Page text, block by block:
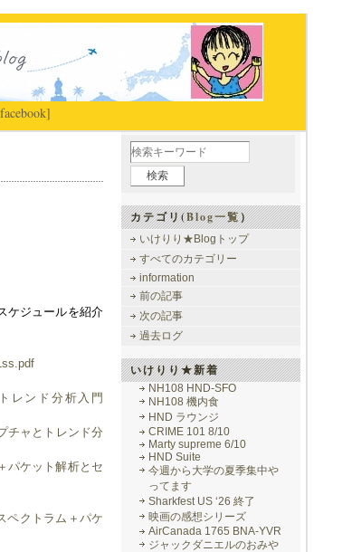
ケジュールを紹介
レンド分析入門
チャとトレンド分
パケット解析とセ
ペクトラム＋パケ
カテゴリ(Blog一覧）
いけりり★Blogトップ
すべてのカテゴリー
information
前の記事
次の記事
過去ログ
いけりり★新着
NH108 HND-SFO
NH108 機内食
HND ラウンジ
CRIME 101 8/10
Marty supreme 6/10
HND Suite
今週から大学の夏季集中や
ってます
Sharkfest US ‘26 終了
映画の感想シリーズ
AirCanada 1765 BNA-YVR
ジャックダニエルのおみや